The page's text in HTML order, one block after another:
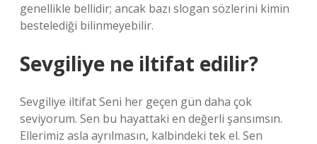
genellikle bellidir; ancak bazı slogan sözlerini kimin
bestelediği bilinmeyebilir.
Sevgiliye ne iltifat edilir?
Sevgiliye iltifat Seni her geçen gün daha çok
seviyorum. Sen bu hayattaki en değerli şansımsın.
Ellerimiz asla ayrılmasın, kalbindeki tek el. Sen